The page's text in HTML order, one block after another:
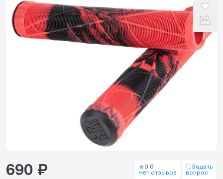
690 ₽
0.0
Нет отзывов
Задать
вопрос